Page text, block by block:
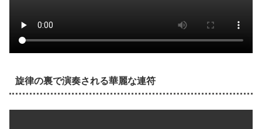
旋律の裏で演奏される華麗な連符